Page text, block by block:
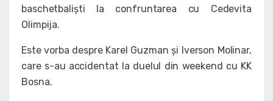
baschetbaliști la confruntarea cu Cedevita
Olimpija.
Este vorba despre Karel Guzman și Iverson Molinar,
care s-au accidentat la duelul din weekend cu KK
Bosna.